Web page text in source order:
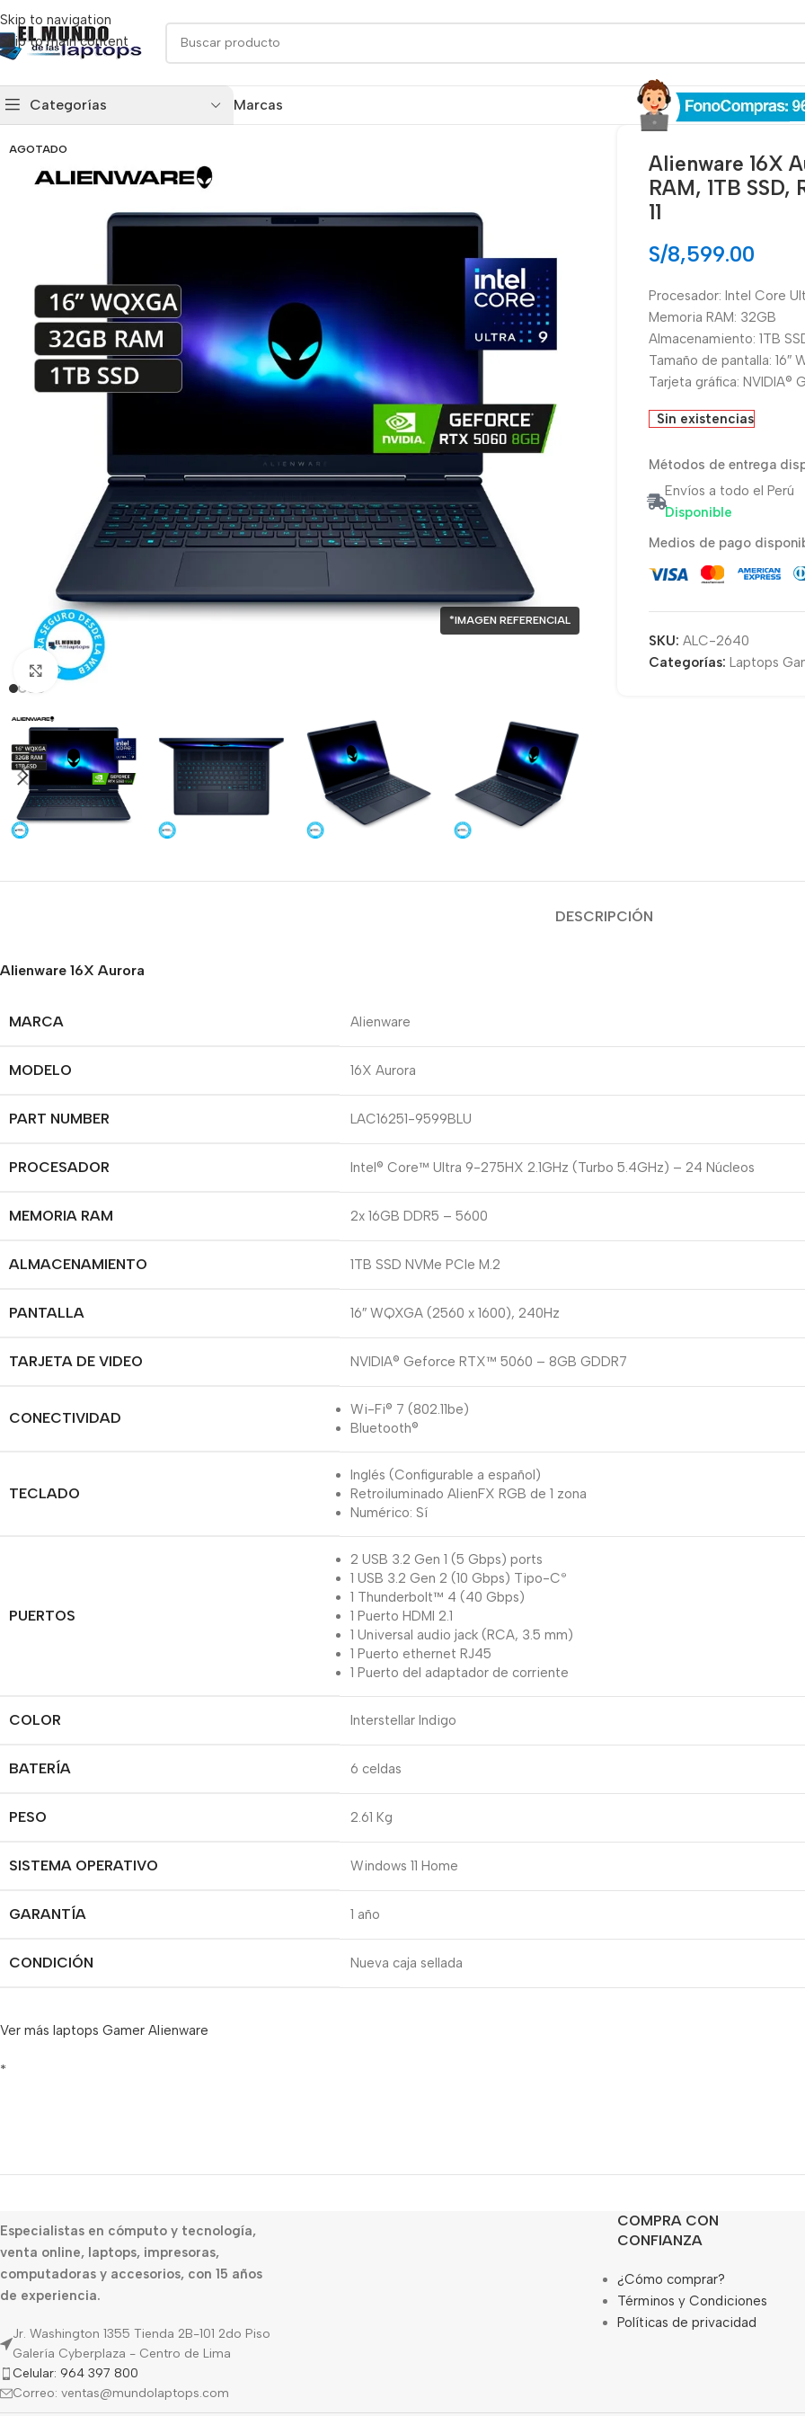
Skip to navigation
Skip to main content
Categorías Marcas
AGOTADO
Click para agrandar
*IMAGEN REFERENCIAL
Alienware 16X
RAM, 1TB
11
S/8,599.00
Procesador: Intel Core
Memoria RAM: 32GB
Almacenamiento: 1TB
Tamaño de pantalla: 16″
Tarjeta gráfica: NVIDIA®
Sin existencias
Métodos de entrega
Envíos a todo el Perú
Disponible
Medios de pago
SKU: ALC-2640
Categorías: Laptops
DESCRIPCIÓN
Alienware 16X Aurora
MARCA Alienware
MODELO 16X Aurora
PART NUMBER LAC16251-9599BLU
PROCESADOR Intel® Core™ Ultra 9-275HX 2.1GHz (Turbo 5.4GHz) – 24 Núcleos
MEMORIA RAM 2x 16GB DDR5 – 5600
ALMACENAMIENTO 1TB SSD NVMe PCIe M.2
PANTALLA 16″ WQXGA (2560 x 1600), 240Hz
TARJETA DE VIDEO NVIDIA® Geforce RTX™ 5060 – 8GB GDDR7
CONECTIVIDAD
Wi-Fi® 7 (802.11be)
Bluetooth®
TECLADO
Inglés (Configurable a español)
Retroiluminado AlienFX RGB de 1 zona
Numérico: Sí
PUERTOS
2 USB 3.2 Gen 1 (5 Gbps) ports
1 USB 3.2 Gen 2 (10 Gbps) Tipo-C®
1 Thunderbolt™ 4 (40 Gbps)
1 Puerto HDMI 2.1
1 Universal audio jack (RCA, 3.5 mm)
1 Puerto ethernet RJ45
1 Puerto del adaptador de corriente
COLOR Interstellar Indigo
BATERÍA 6 celdas
PESO 2.61 Kg
SISTEMA OPERATIVO Windows 11 Home
GARANTÍA 1 año
CONDICIÓN Nueva caja sellada
Ver más laptops Gamer Alienware
*
Especialistas en cómputo y tecnología,
venta online, laptops, impresoras,
computadoras y accesorios, con 15 años
de experiencia.
Jr. Washington 1355 Tienda 2B-101 2do Piso
Galería Cyberplaza - Centro de Lima
Celular: 964 397 800
Correo: ventas@mundolaptops.com
COMPRA CON
CONFIANZA
¿Cómo comprar?
Términos y Condiciones
Políticas de privacidad